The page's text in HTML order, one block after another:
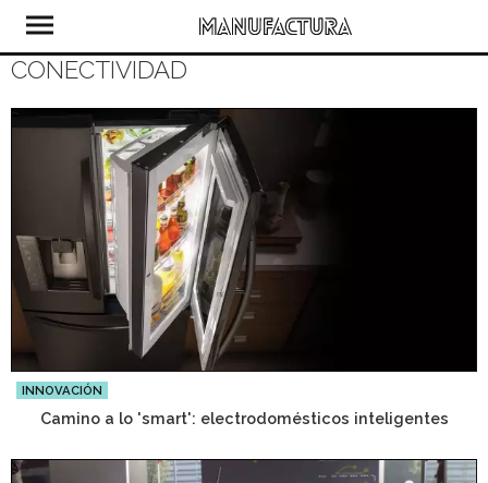
CONECTIVIDAD
INNOVACIÓN
Camino a lo 'smart': electrodomésticos inteligentes